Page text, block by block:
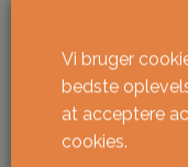
Vi bruger
bedste
at acceptere
cookies.